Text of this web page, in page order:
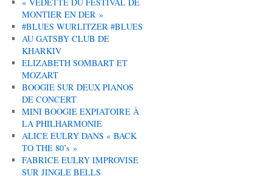
« VEDETTE DU FESTIVAL DE
MONTIER EN DER »
#BLUES WURLITZER #BLUES
AU GATSBY CLUB DE
KHARKIV
ELIZABETH SOMBART ET
MOZART
BOOGIE SUR DEUX PIANOS
DE CONCERT
MINI BOOGIE EXPIATOIRE À
LA PHILHARMONIE
ALICE EULRY DANS « BACK
TO THE 80’s »
FABRICE EULRY IMPROVISE
SUR JINGLE BELLS